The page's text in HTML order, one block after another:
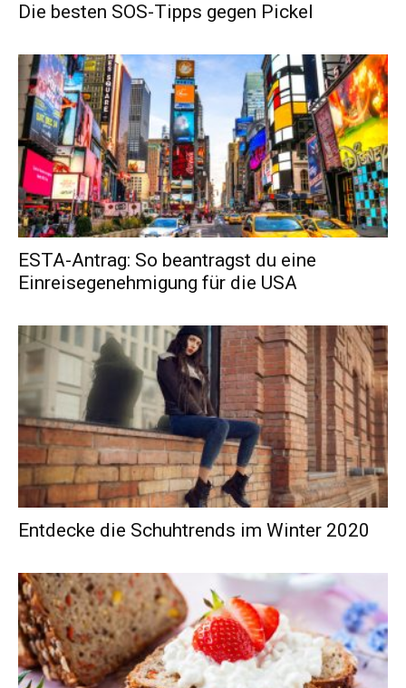
Die besten SOS-Tipps gegen Pickel
ESTA-Antrag: So beantragst du eine
Einreisegenehmigung für die USA
Entdecke die Schuhtrends im Winter 2020